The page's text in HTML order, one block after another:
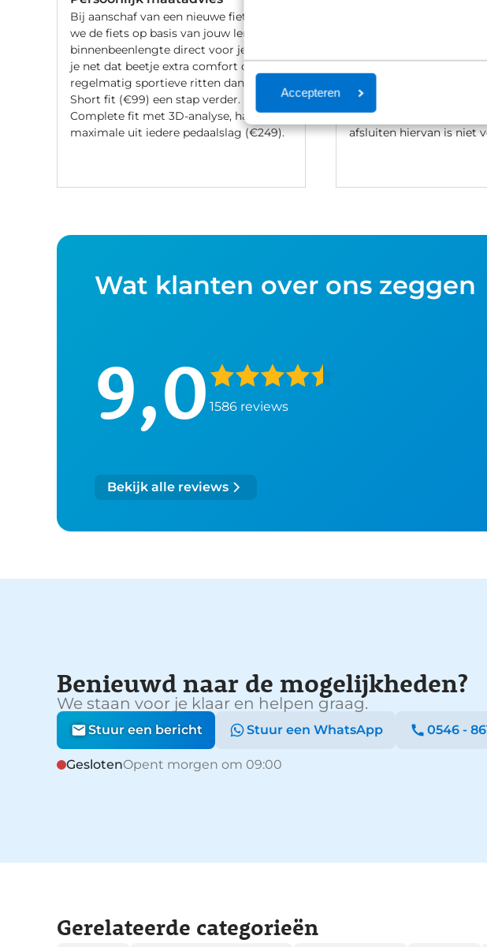
Accepteren
Bij aanschaf van een nieuwe fiets stellen
we de fiets op basis van jouw lengte en
binnenbeenlengte direct voor je af. Wil
je net dat beetje extra comfort of fiets je
regelmatig sportieve ritten dan gaat de
Short fit (€99) een stap verder. Met een
Complete fit met 3D-analyse, haal je het
maximale uit iedere pedaalslag (€249).
met één van onze
aankoop bellen we je
helpen met een
afsluiten hiervan is niet
Wat klanten over ons zeggen
9,0 1586 reviews
Bekijk alle reviews
Benieuwd naar de mogelijkheden?
We staan voor je klaar en helpen graag.
Stuur een bericht Stuur een WhatsApp 0546 -
GeslotenOpent morgen om 09:00
Gerelateerde categorieën